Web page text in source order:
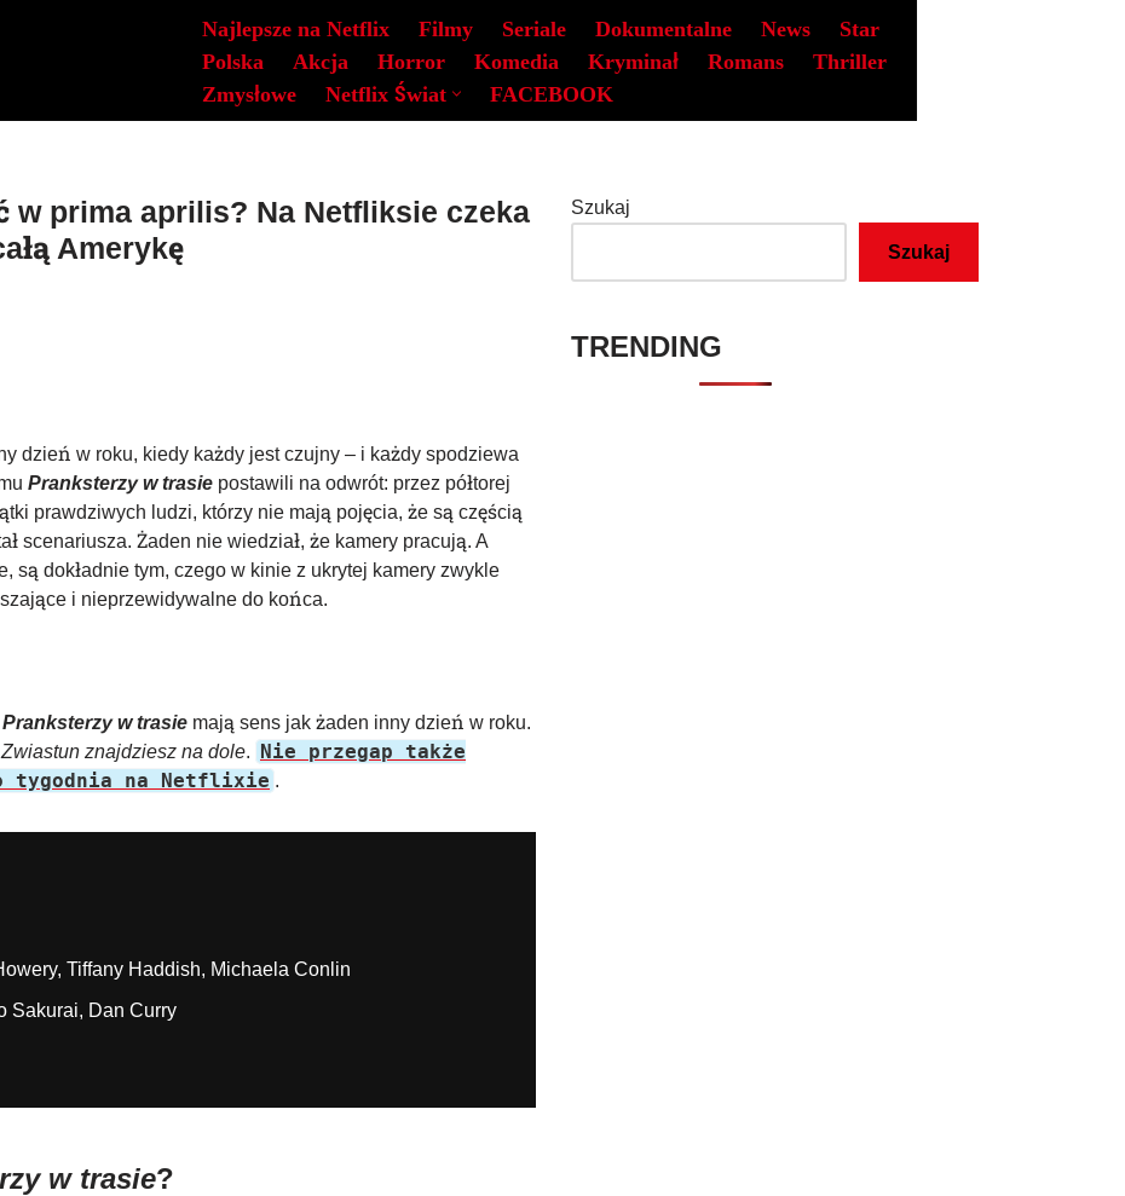
Najlepsze na Netflix Filmy Seriale Dokumentalne News
Star
Polska
Akcja Horror Komedia Kryminał Romans
Thriller
Zmysłowe
Netflix Świat FACEBOOK
w prima aprilis? Na Netfliksie czeka
Amerykę
dzień w roku, kiedy każdy jest czujny – i każdy spodziewa
Pranksterzy w trasie postawili na odwrót: przez półtorej
prawdziwych ludzi, którzy nie mają pojęcia, że są częścią
scenariusza. Żaden nie wiedział, że kamery pracują. A
są dokładnie tym, czego w kinie z ukrytej kamery zwykle
i nieprzewidywalne do końca.
Pranksterzy w trasie mają sens jak żaden inny dzień w roku.
Zwiastun znajdziesz na dole. Nie przegap także
tygodnia na Netflixie .
Tiffany Haddish, Michaela Conlin
Sakurai, Dan Curry
w trasie?
Szukaj
Szukaj
TRENDING